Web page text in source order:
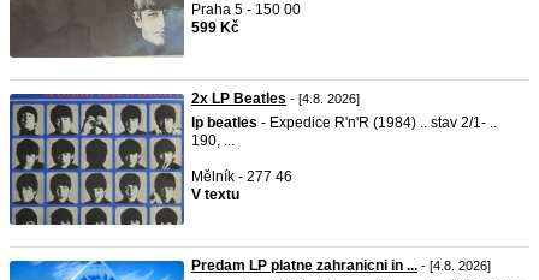
Praha 5 - 150 00
599 Kč
2x LP Beatles - [4.8. 2026]
lp beatles - Expedice R'n'R (1984) .. stav 2/1- ..
190, ...
Mělník - 277 46
V textu
Predam LP platne zahranicni in ... - [4.8. 2026]